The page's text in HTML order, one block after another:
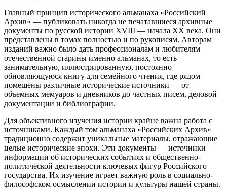
Главный принцип исторического альманаха «Российский
Архив» — публиковать никогда не печатавшиеся архивные
документы по русской истории ХVIII — начала ХХ века. Они
представлены в томах полностью и по рукописям. Авторам
изданий важно было дать профессионалам и любителям
отечественной старины именно альманах, то есть
занимательную, иллюстрированную, постоянно
обновляющуюся книгу для семейного чтения, где рядом
помещены различные исторические источники — от
объемных мемуаров и дневников до частных писем, деловой
документации и библиографии.
Для объективного изучения истории крайне важна работа с
источниками. Каждый том альманаха «Российских Архив»
традиционно содержит уникальные материалы, отражающие
целые исторические эпохи. Эти документы — источники
информации об исторических событиях и общественно-
политической деятельности ключевых фигур Российского
государства. Их изучение играет важную роль в социально-
философском осмыслении истории и культуры нашей страны.